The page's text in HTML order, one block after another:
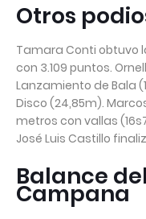
Otros
Tamara Conti obtuvo
con 3.109 puntos.
Lanzamiento de Bala
Disco (24,85m).
metros con vallas
José Luis Castillo
Balance
Campana